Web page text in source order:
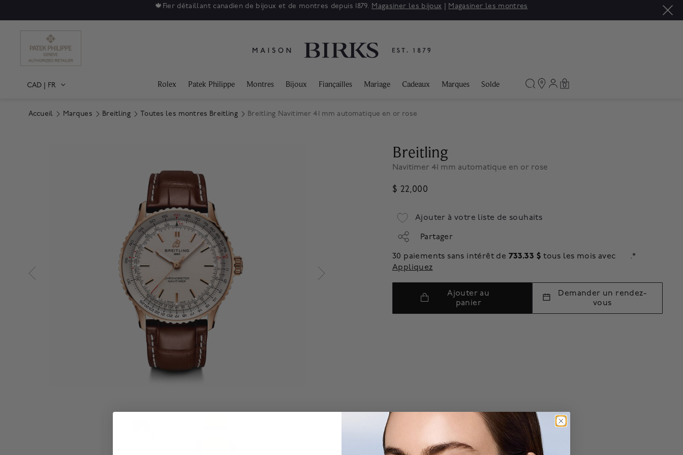
🍁 Fier détaillant canadien de bijoux et de montres depuis 1879. Magasiner les bijoux | Magasiner les montres
CAD | FR Rolex Patek Philippe Montres Bijoux Fiançailles Mariage Cadeaux Marques Solde 0
Accueil Marques Breitling Toutes les montres Breitling Breitling Navitimer 41 mm automatique en or rose
Breitling
Navitimer 41 mm automatique en or rose
$ 22,000
Ajouter à votre liste de souhaits
Partager
30 paiements sans intérêt de 733.33 $ tous les mois avec
.*
Appliquez
Ajouter au
panier
Demander un rendez-
vous